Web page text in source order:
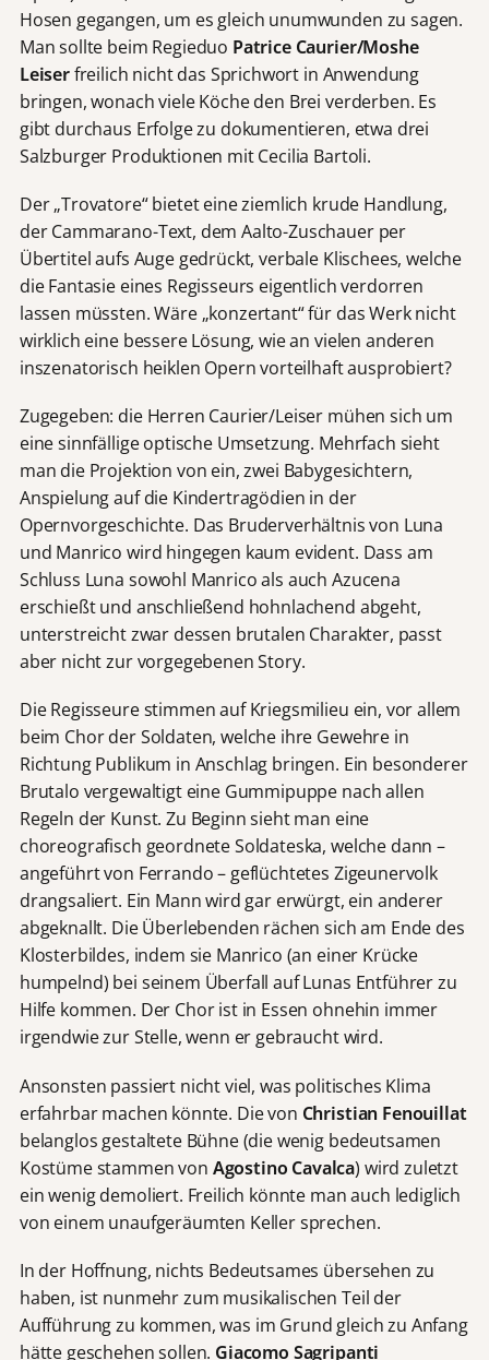
Hosen gegangen, um es gleich unumwunden zu sagen.
Man sollte beim Regieduo Patrice Caurier/Moshe
Leiserfreilich nicht das Sprichwort in Anwendung
bringen, wonach viele Köche den Brei verderben. Es
gibt durchaus Erfolge zu dokumentieren, etwa drei
Salzburger Produktionen mit Cecilia Bartoli.
Der „Trovatore“ bietet eine ziemlich krude Handlung,
der Cammarano-Text, dem Aalto-Zuschauer per
Übertitel aufs Auge gedrückt, verbale Klischees, welche
die Fantasie eines Regisseurs eigentlich verdorren
lassen müssten. Wäre „konzertant“ für das Werk nicht
wirklich eine bessere Lösung, wie an vielen anderen
inszenatorisch heiklen Opern vorteilhaft ausprobiert?
Zugegeben: die Herren Caurier/Leiser mühen sich um
eine sinnfällige optische Umsetzung. Mehrfach sieht
man die Projektion von ein, zwei Babygesichtern,
Anspielung auf die Kindertragödien in der
Opernvorgeschichte. Das Bruderverhältnis von Luna
und Manrico wird hingegen kaum evident. Dass am
Schluss Luna sowohl Manrico als auch Azucena
erschießt und anschließend hohnlachend abgeht,
unterstreicht zwar dessen brutalen Charakter, passt
aber nicht zur vorgegebenen Story.
Die Regisseure stimmen auf Kriegsmilieu ein, vor allem
beim Chor der Soldaten, welche ihre Gewehre in
Richtung Publikum in Anschlag bringen. Ein besonderer
Brutalo vergewaltigt eine Gummipuppe nach allen
Regeln der Kunst. Zu Beginn sieht man eine
choreografisch geordnete Soldateska, welche dann –
angeführt von Ferrando – geflüchtetes Zigeunervolk
drangsaliert. Ein Mann wird gar erwürgt, ein anderer
abgeknallt. Die Überlebenden rächen sich am Ende des
Klosterbildes, indem sie Manrico (an einer Krücke
humpelnd) bei seinem Überfall auf Lunas Entführer zu
Hilfe kommen. Der Chor ist in Essen ohnehin immer
irgendwie zur Stelle, wenn er gebraucht wird.
Ansonsten passiert nicht viel, was politisches Klima
erfahrbar machen könnte. Die von Christian Fenouillat
belanglos gestaltete Bühne (die wenig bedeutsamen
Kostüme stammen von Agostino Cavalca) wird zuletzt
ein wenig demoliert. Freilich könnte man auch lediglich
von einem unaufgeräumten Keller sprechen.
In der Hoffnung, nichts Bedeutsames übersehen zu
haben, ist nunmehr zum musikalischen Teil der
Aufführung zu kommen, was im Grund gleich zu Anfang
hätte geschehen sollen. Giacomo Sagripanti